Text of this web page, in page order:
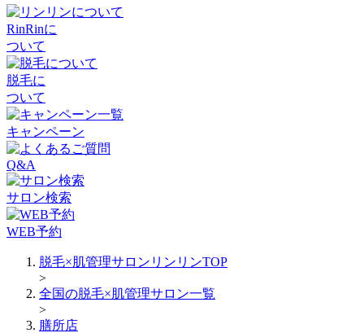
RinRinに
ついて
脱毛に
ついて
キャンペーン
Q&A
サロン検索
WEB予約
脱毛×肌管理サロンリンリンTOP
>
全国の脱毛×肌管理サロン一覧
>
膳所店